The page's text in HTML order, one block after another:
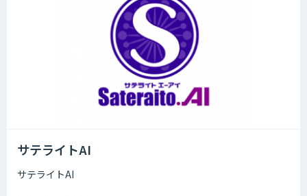
サテライトAI
サテライトAI